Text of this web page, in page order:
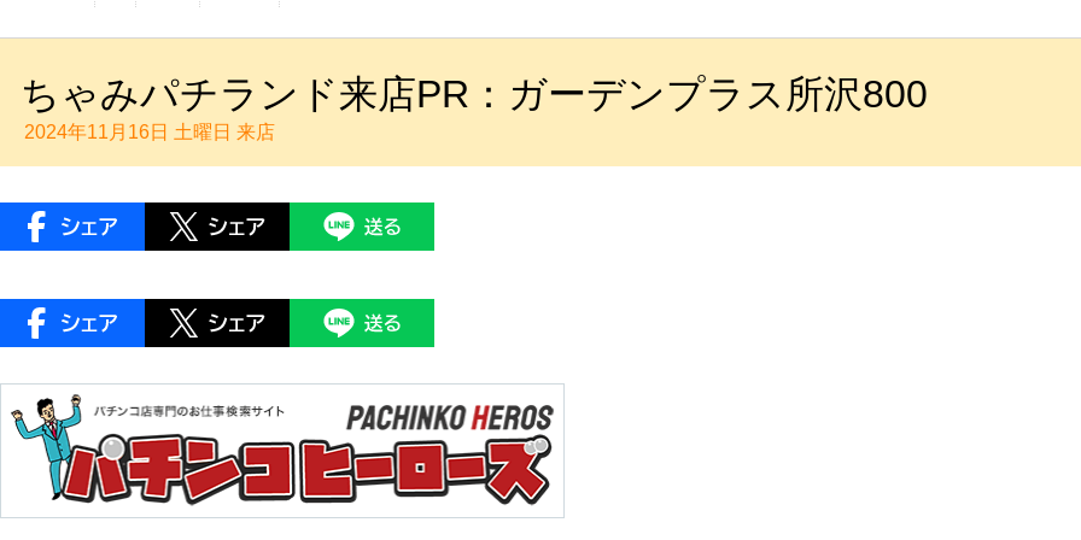
ちゃみパチランド来店PR：ガーデンプラス所沢800
2024年11月16日 土曜日 来店